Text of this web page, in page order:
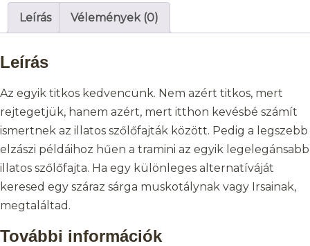
Leírás
Vélemények (0)
Leírás
Az egyik titkos kedvencünk. Nem azért titkos, mert
rejtegetjük, hanem azért, mert itthon kevésbé számít
ismertnek az illatos szőlőfajták között. Pedig a legszebb
elzászi példáihoz hűen a tramini az egyik legelegánsabb
illatos szőlőfajta. Ha egy különleges alternatíváját
keresed egy száraz sárga muskotálynak vagy Irsainak,
megtaláltad.
További információk